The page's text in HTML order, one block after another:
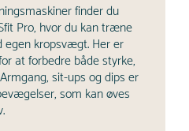
finder du
Pro, hvor du kan træne
kropsvægt. Her er
at forbedre både styrke,
sit-ups og dips er
som kan øves